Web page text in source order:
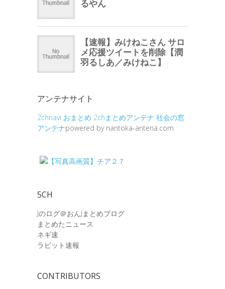
アンテナサイト
2chnavi おまとめ 2chまとめアンテナ 社会の窓
アンテナpowered by nantoka-antena.com
5CH
Jのログ＠おんJまとめブログ
まとめたニュース
ネギ速
ラビット速報
CONTRIBUTORS